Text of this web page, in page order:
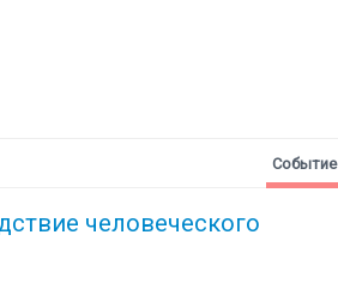
человеческого
Событие